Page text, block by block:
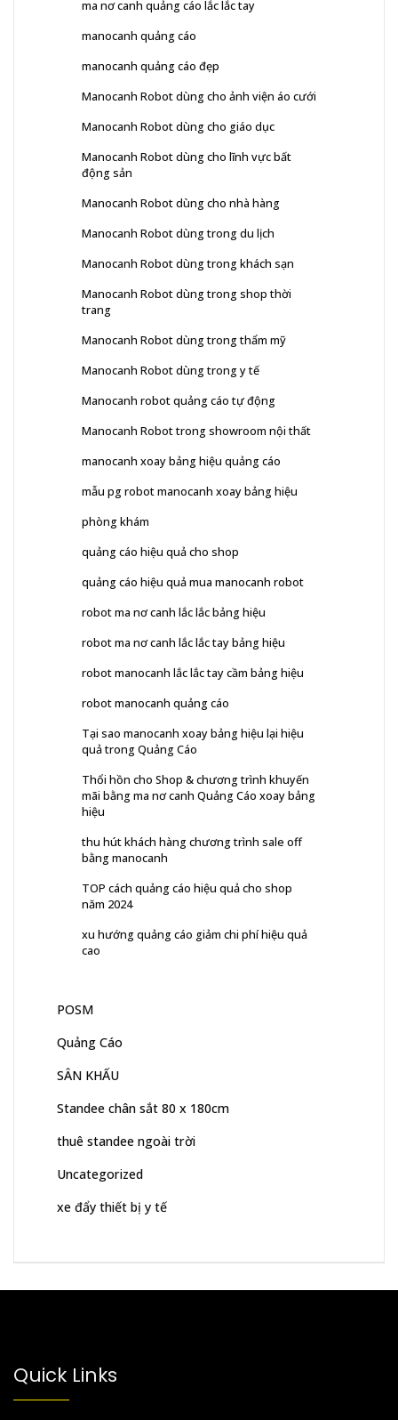
ma nơ canh quảng cáo lắc lắc tay
manocanh quảng cáo
manocanh quảng cáo đẹp
Manocanh Robot dùng cho ảnh viện áo cưới
Manocanh Robot dùng cho giáo dục
Manocanh Robot dùng cho lĩnh vực bất
động sản
Manocanh Robot dùng cho nhà hàng
Manocanh Robot dùng trong du lịch
Manocanh Robot dùng trong khách sạn
Manocanh Robot dùng trong shop thời
trang
Manocanh Robot dùng trong thẩm mỹ
Manocanh Robot dùng trong y tế
Manocanh robot quảng cáo tự động
Manocanh Robot trong showroom nội thất
manocanh xoay bảng hiệu quảng cáo
mẫu pg robot manocanh xoay bảng hiệu
phòng khám
quảng cáo hiệu quả cho shop
quảng cáo hiệu quả mua manocanh robot
robot ma nơ canh lắc lắc bảng hiệu
robot ma nơ canh lắc lắc tay bảng hiệu
robot manocanh lắc lắc tay cầm bảng hiệu
robot manocanh quảng cáo
Tại sao manocanh xoay bảng hiệu lại hiệu
quả trong Quảng Cáo
Thổi hồn cho Shop & chương trình khuyến
mãi bằng ma nơ canh Quảng Cáo xoay bảng
hiệu
thu hút khách hàng chương trình sale off
bằng manocanh
TOP cách quảng cáo hiệu quả cho shop
năm 2024
xu hướng quảng cáo giảm chi phí hiệu quả
cao
POSM
Quảng Cáo
SÂN KHẤU
Standee chân sắt 80 x 180cm
thuê standee ngoài trời
Uncategorized
xe đẩy thiết bị y tế
Quick Links